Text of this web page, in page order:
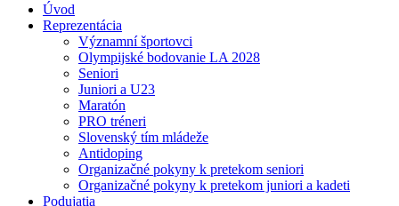
Úvod
Reprezentácia
Významní športovci
Olympijské bodovanie LA 2028
Seniori
Juniori a U23
Maratón
PRO tréneri
Slovenský tím mládeže
Antidoping
Organizačné pokyny k pretekom seniori
Organizačné pokyny k pretekom juniori a kadeti
Podujatia